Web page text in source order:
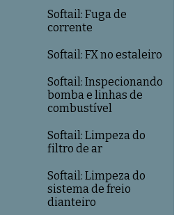
Softail: Fuga de
corrente
Softail: FX no estaleiro
Softail: Inspecionando
bomba e linhas de
combustível
Softail: Limpeza do
filtro de ar
Softail: Limpeza do
sistema de freio
dianteiro